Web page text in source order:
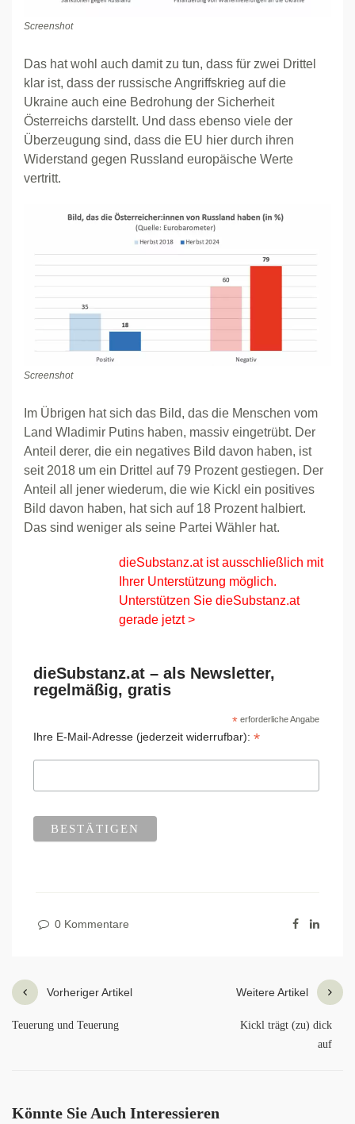
Screenshot
Das hat wohl auch damit zu tun, dass für zwei Drittel
klar ist, dass der russische Angriffskrieg auf die
Ukraine auch eine Bedrohung der Sicherheit
Österreichs darstellt. Und dass ebenso viele der
Überzeugung sind, dass die EU hier durch ihren
Widerstand gegen Russland europäische Werte
vertritt.
Screenshot
Im Übrigen hat sich das Bild, das die Menschen vom
Land Wladimir Putins haben, massiv eingetrübt. Der
Anteil derer, die ein negatives Bild davon haben, ist
seit 2018 um ein Drittel auf 79 Prozent gestiegen. Der
Anteil all jener wiederum, die wie Kickl ein positives
Bild davon haben, hat sich auf 18 Prozent halbiert.
Das sind weniger als seine Partei Wähler hat.
dieSubstanz.at ist ausschließlich mit
Ihrer Unterstützung möglich.
Unterstützen Sie dieSubstanz.at
gerade jetzt >
dieSubstanz.at – als Newsletter,
regelmäßig, gratis
*erforderliche Angabe
Ihre E-Mail-Adresse (jederzeit widerrufbar): *
0 Kommentare
Vorheriger Artikel
Teuerung und Teuerung
Weitere Artikel
Kickl trägt (zu) dick
auf
Könnte Sie Auch Interessieren